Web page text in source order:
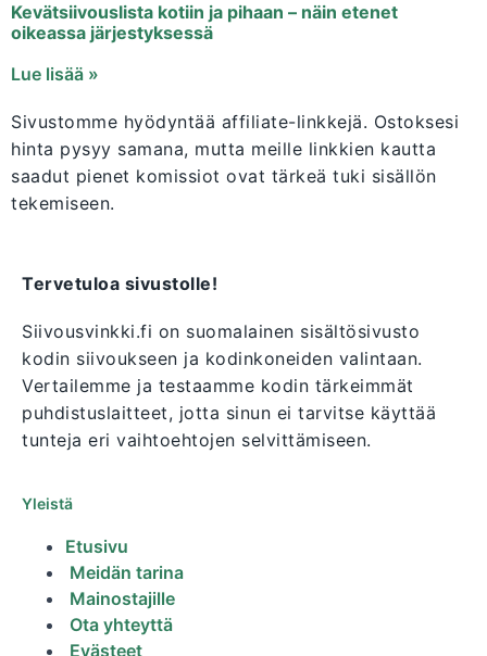
Kevätsiivouslista kotiin ja pihaan – näin etenet
oikeassa järjestyksessä
Lue lisää »
Sivustomme hyödyntää affiliate-linkkejä. Ostoksesi
hinta pysyy samana, mutta meille linkkien kautta
saadut pienet komissiot ovat tärkeä tuki sisällön
tekemiseen.
Tervetuloa sivustolle!
Siivousvinkki.fi on suomalainen sisältösivusto
kodin siivoukseen ja kodinkoneiden valintaan.
Vertailemme ja testaamme kodin tärkeimmät
puhdistuslaitteet, jotta sinun ei tarvitse käyttää
tunteja eri vaihtoehtojen selvittämiseen.
Yleistä
Etusivu
Meidän tarina
Mainostajille
Ota yhteyttä
Evästeet